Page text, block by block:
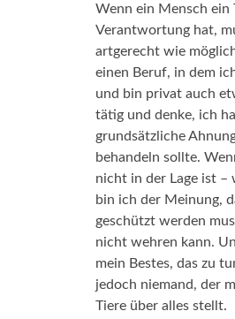
Wenn ein Mensch ein
Verantwortung hat,
artgerecht wie
einen Beruf, in dem
und bin privat auch
tätig und denke, ich
grundsätzliche
behandeln sollte.
nicht in der Lage ist –
bin ich der Meinung,
geschützt werden
nicht wehren kann.
mein Bestes, das zu
jedoch niemand, der
Tiere über alles stellt.